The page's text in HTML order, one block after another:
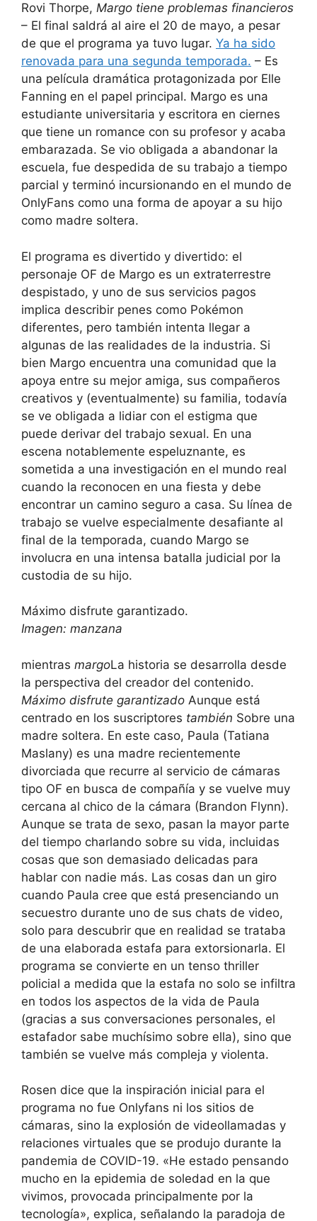
Rovi Thorpe, Margo tiene problemas financieros
– El final saldrá al aire el 20 de mayo, a pesar
de que el programa ya tuvo lugar. Ya ha sido
renovada para una segunda temporada. – Es
una película dramática protagonizada por Elle
Fanning en el papel principal. Margo es una
estudiante universitaria y escritora en ciernes
que tiene un romance con su profesor y acaba
embarazada. Se vio obligada a abandonar la
escuela, fue despedida de su trabajo a tiempo
parcial y terminó incursionando en el mundo de
OnlyFans como una forma de apoyar a su hijo
como madre soltera.
El programa es divertido y divertido: el
personaje OF de Margo es un extraterrestre
despistado, y uno de sus servicios pagos
implica describir penes como Pokémon
diferentes, pero también intenta llegar a
algunas de las realidades de la industria. Si
bien Margo encuentra una comunidad que la
apoya entre su mejor amiga, sus compañeros
creativos y (eventualmente) su familia, todavía
se ve obligada a lidiar con el estigma que
puede derivar del trabajo sexual. En una
escena notablemente espeluznante, es
sometida a una investigación en el mundo real
cuando la reconocen en una fiesta y debe
encontrar un camino seguro a casa. Su línea de
trabajo se vuelve especialmente desafiante al
final de la temporada, cuando Margo se
involucra en una intensa batalla judicial por la
custodia de su hijo.
Máximo disfrute garantizado.
Imagen: manzana
mientras margoLa historia se desarrolla desde
la perspectiva del creador del contenido.
Máximo disfrute garantizado Aunque está
centrado en los suscriptores también Sobre una
madre soltera. En este caso, Paula (Tatiana
Maslany) es una madre recientemente
divorciada que recurre al servicio de cámaras
tipo OF en busca de compañía y se vuelve muy
cercana al chico de la cámara (Brandon Flynn).
Aunque se trata de sexo, pasan la mayor parte
del tiempo charlando sobre su vida, incluidas
cosas que son demasiado delicadas para
hablar con nadie más. Las cosas dan un giro
cuando Paula cree que está presenciando un
secuestro durante uno de sus chats de video,
solo para descubrir que en realidad se trataba
de una elaborada estafa para extorsionarla. El
programa se convierte en un tenso thriller
policial a medida que la estafa no solo se infiltra
en todos los aspectos de la vida de Paula
(gracias a sus conversaciones personales, el
estafador sabe muchísimo sobre ella), sino que
también se vuelve más compleja y violenta.
Rosen dice que la inspiración inicial para el
programa no fue Onlyfans ni los sitios de
cámaras, sino la explosión de videollamadas y
relaciones virtuales que se produjo durante la
pandemia de COVID-19. «He estado pensando
mucho en la epidemia de soledad en la que
vivimos, provocada principalmente por la
tecnología», explica, señalando la paradoja de